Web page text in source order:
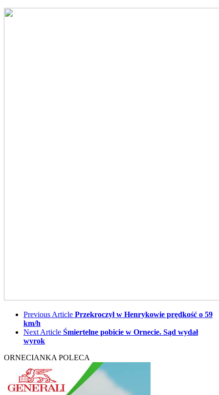
Previous Article Przekroczył w Henrykowie prędkość o 59
km/h
Next Article Śmiertelne pobicie w Ornecie. Sąd wydał
wyrok
ORNECIANKA POLECA